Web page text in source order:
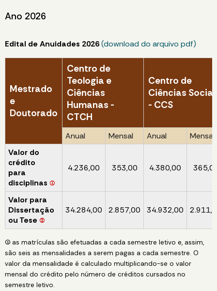
Ano 2026
Edital de Anuidades 2026(download do arquivo pdf)
Mestrado
e
Doutorado
Centro de
Teologia e
Ciências
Humanas -
CTCH
Centro de
Ciências
- CCS
Anual Mensal Anual
Mensal
Valor do
crédito
para
disciplinas (1)
4.236,00 353,00 4.380,00
Valor para
Dissertação
ou Tese (2)
34.284,00 2.857,00 34.932,00
(1) as matrículas são efetuadas a cada semestre letivo e, assim,
são seis as mensalidades a serem pagas a cada semestre. O
valor da mensalidade é calculado multiplicando-se o valor
mensal do crédito pelo número de créditos cursados no
semestre letivo.